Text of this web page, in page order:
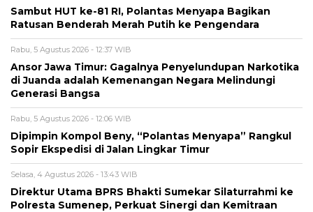
Sambut HUT ke-81 RI, Polantas Menyapa Bagikan
Ratusan Benderah Merah Putih ke Pengendara
Rabu, 5 Agustus 2026 - 12:37 WIB
Ansor Jawa Timur: Gagalnya Penyelundupan Narkotika
di Juanda adalah Kemenangan Negara Melindungi
Generasi Bangsa
Rabu, 5 Agustus 2026 - 12:06 WIB
Dipimpin Kompol Beny, “Polantas Menyapa” Rangkul
Sopir Ekspedisi di Jalan Lingkar Timur
Selasa, 4 Agustus 2026 - 13:43 WIB
Direktur Utama BPRS Bhakti Sumekar Silaturrahmi ke
Polresta Sumenep, Perkuat Sinergi dan Kemitraan